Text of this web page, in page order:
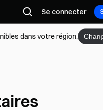
Récompenses
Se connecter
dans votre région.